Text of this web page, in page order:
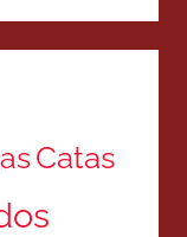
Catas